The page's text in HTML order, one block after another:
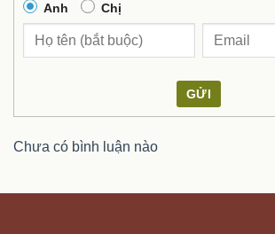
Anh Chị
GỬI
Chưa có bình luận nào